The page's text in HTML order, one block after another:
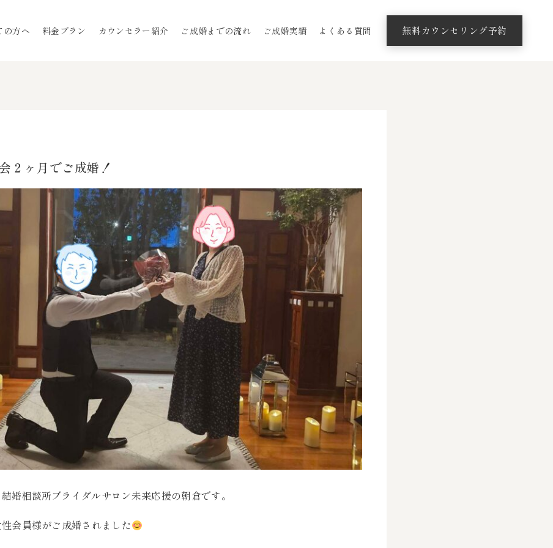
の方へ 料金プラン カウンセラー紹介 ご成婚までの流れ ご成婚実績 よくある質問 無料カウンセリング予約
２ヶ月でご成婚！
婚相談所ブライダルサロン未来応援の朝倉です。
会員様がご成婚されました